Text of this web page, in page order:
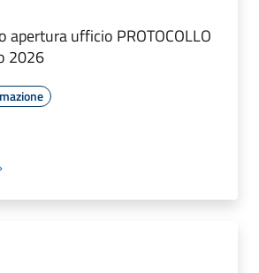
apertura ufficio PROTOCOLLO
2026